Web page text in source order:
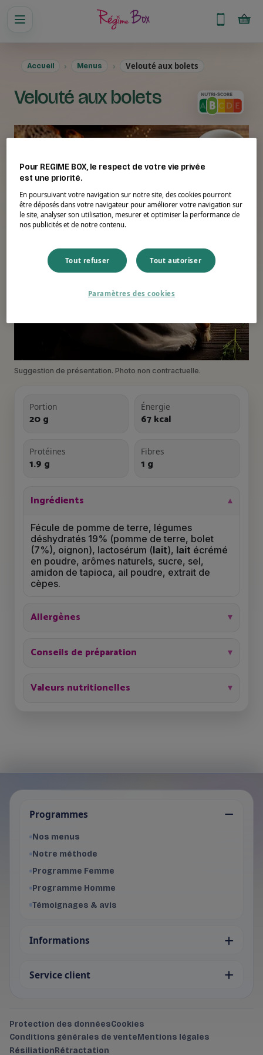
Accueil Menus Velouté aux bolets
Velouté aux bolets
Suggestion de présentation. Photo non contractuelle.
Portion
20 g
Énergie
67 kcal
Protéines
1.9 g
Fibres
1 g
Ingrédients
Fécule de pomme de terre, légumes
déshydratés 19% (pomme de terre, bolet
(7%), oignon), lactosérum (lait), lait écrémé
en poudre, arômes naturels, sucre, sel,
amidon de tapioca, ail poudre, extrait de
cèpes.
Allergènes
Conseils de préparation
Valeurs nutritionelles
Je choisis mon programme
Programme Homme
Programmes
Nos menus
Notre méthode
Programme Femme
Programme Homme
Témoignages & avis
Informations
Service client
Protection des donnéesCookies
Conditions générales de venteMentions légales
RésiliationRétractation
Pour REGIME BOX, le respect de votre vie privée
est une priorité.
En poursuivant votre navigation sur notre site, des cookies pourront
être déposés dans votre navigateur pour améliorer votre navigation sur
le site, analyser son utilisation, mesurer et optimiser la performance de
nos publicités et de notre contenu.
Tout refuser Tout autoriser
Paramètres des cookies